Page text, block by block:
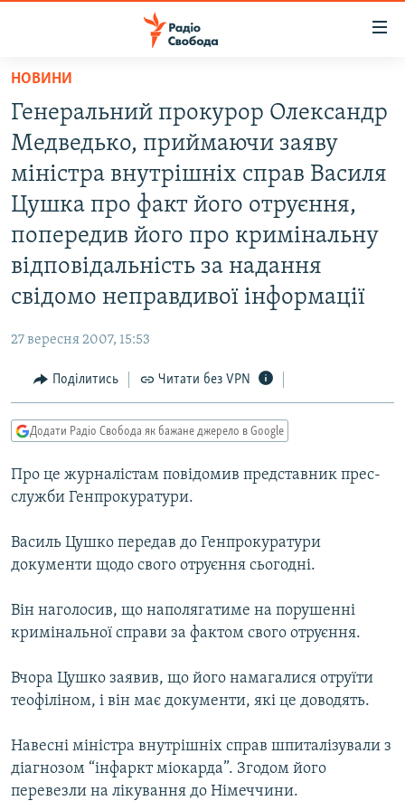
Перейти
основного
матеріалу
Перейти
до
основної
навігації
Перейти
до
пошуку
ВСЕ ЗА ДОБУ
СТАТТІ
СУСПІЛЬСТВО
КУЛЬТУРА
СВІТ
ВІЙНА
РОСІЙСЬКА «ФІЛЬТРАЦІЯ»
ДОНБАС.РЕАЛІЇ
КРИМ.РЕАЛІЇ
КИТАЙ.ВИКЛИКИ
МУЛЬТИМЕДІА
СПЕЦПРОЄКТИ
КРИМ РЕАЛІЇ
ДОЛУЧАЙСЯ!
НОВИНИ
Генеральний прокурор Олександр
Медведько, приймаючи заяву
міністра внутрішніх справ Василя
Цушка про факт його отруєння,
попередив його про кримінальну
відповідальність за надання
свідомо неправдивої інформації
27 вересня 2007, 15:53
Поділитись Читати без VPN
Додати Радіо Свобода як бажане джерело в Google
Про це журналістам повідомив представник прес-
служби Генпрокуратури.
Василь Цушко передав до Генпрокуратури
документи щодо свого отруєння сьогодні.
Він наголосив, що наполягатиме на порушенні
кримінальної справи за фактом свого отруєння.
Вчора Цушко заявив, що його намагалися отруїти
теофіліном, і він має документи, які це доводять.
Навесні міністра внутрішніх справ шпиталізували з
діагнозом “інфаркт міокарда”. Згодом його
перевезли на лікування до Німеччини.